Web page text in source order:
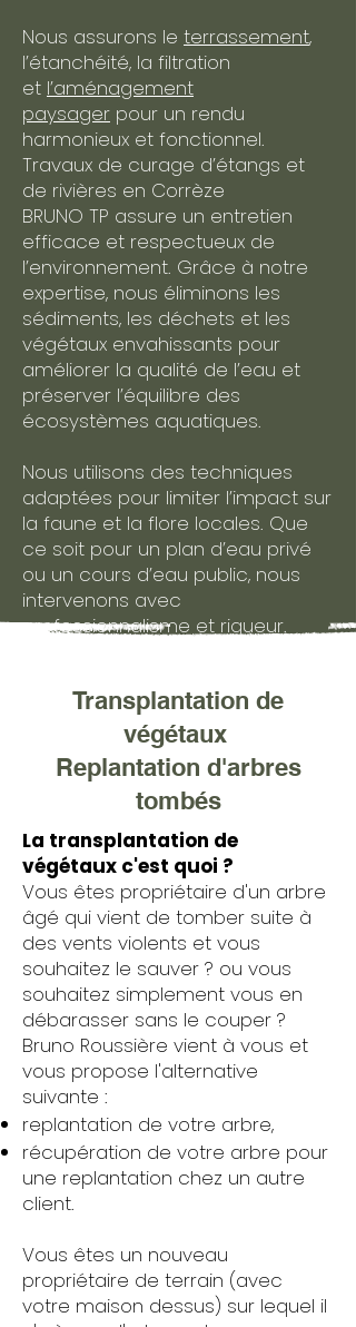
Nous assurons le terrassement,
l’étanchéité, la filtration
et l’aménagement
paysager pour un rendu
harmonieux et fonctionnel.​
Travaux de curage d’étangs et
de rivières en Corrèze
BRUNO TP assure un entretien
efficace et respectueux de
l’environnement. Grâce à notre
expertise, nous éliminons les
sédiments, les déchets et les
végétaux envahissants pour
améliorer la qualité de l’eau et
préserver l’équilibre des
écosystèmes aquatiques.
Nous utilisons des techniques
adaptées pour limiter l’impact sur
la faune et la flore locales. Que
ce soit pour un plan d’eau privé
ou un cours d’eau public, nous
intervenons avec
professionnalisme et rigueur.
Transplantation de
végétaux
Replantation d'arbres
tombés
La transplantation de
végétaux c'est quoi ?
Vous êtes propriétaire d'un arbre
âgé qui vient de tomber suite à
des vents violents et vous
souhaitez le sauver ? ou vous
souhaitez simplement vous en
débarasser sans le couper ?
Bruno Roussière vient à vous et
vous propose l'alternative
suivante :
replantation de votre arbre,
récupération de votre arbre pour
une replantation chez un autre
client.
Vous êtes un nouveau
propriétaire de terrain (avec
votre maison dessus) sur lequel il